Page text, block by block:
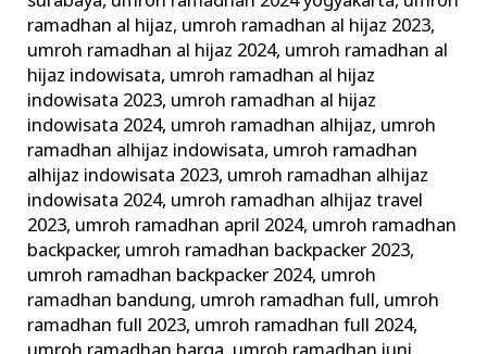
ramadhan al hijaz, umroh ramadhan al hijaz 2023,
umroh ramadhan al hijaz 2024, umroh ramadhan al
hijaz indowisata, umroh ramadhan al hijaz
indowisata 2023, umroh ramadhan al hijaz
indowisata 2024, umroh ramadhan alhijaz, umroh
ramadhan alhijaz indowisata, umroh ramadhan
alhijaz indowisata 2023, umroh ramadhan alhijaz
indowisata 2024, umroh ramadhan alhijaz travel
2023, umroh ramadhan april 2024, umroh ramadhan
backpacker, umroh ramadhan backpacker 2023,
umroh ramadhan backpacker 2024, umroh
ramadhan bandung, umroh ramadhan full, umroh
ramadhan full 2023, umroh ramadhan full 2024,